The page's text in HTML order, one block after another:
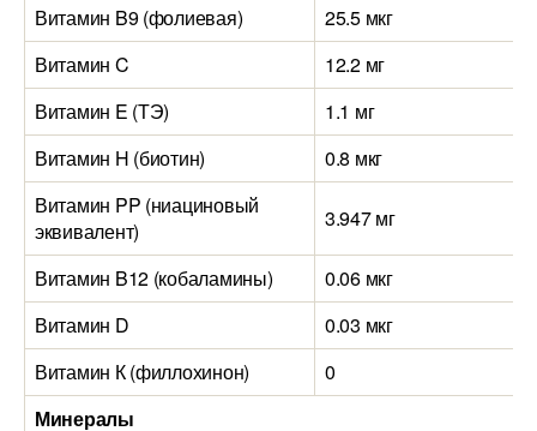
Витамин B9 (фолиевая)
25.5 мкг
Витамин C
12.2 мг
Витамин E (ТЭ)
1.1 мг
Витамин H (биотин)
0.8 мкг
Витамин PP (ниациновый
эквивалент)
3.947 мг
Витамин B12 (кобаламины)
0.06 мкг
Витамин D
0.03 мкг
Витамин К (филлохинон)
0
Минералы